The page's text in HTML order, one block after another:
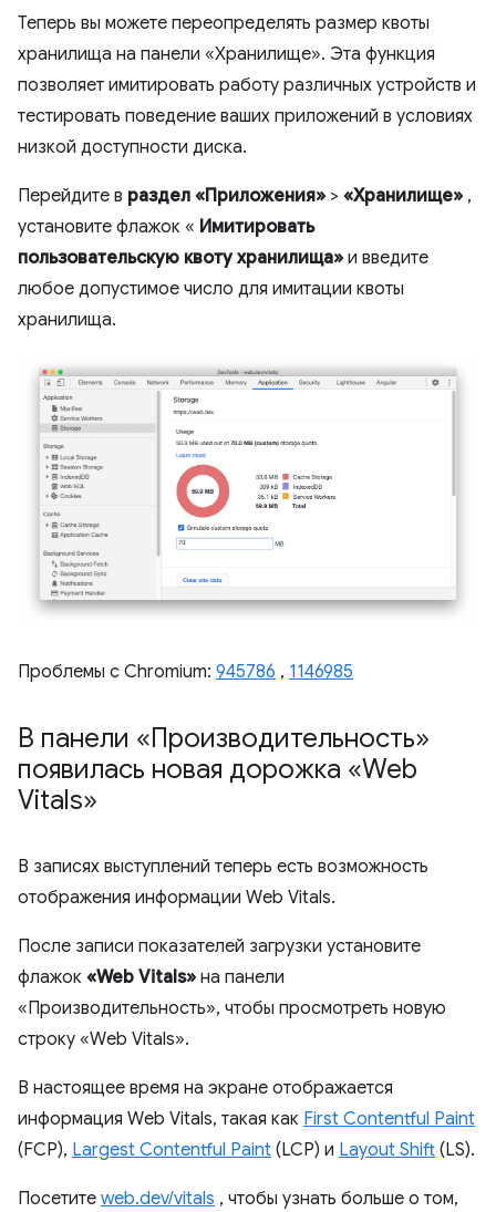
Теперь вы можете переопределять размер квоты
хранилища на панели «Хранилище». Эта функция
позволяет имитировать работу различных устройств и
тестировать поведение ваших приложений в условиях
низкой доступности диска.
Перейдите в раздел «Приложения» > «Хранилище» ,
установите флажок « Имитировать
пользовательскую квоту хранилища» и введите
любое допустимое число для имитации квоты
хранилища.
Проблемы с Chromium: 945786 , 1146985
В панели «Производительность»
появилась новая дорожка «Web
Vitals»
В записях выступлений теперь есть возможность
отображения информации Web Vitals.
После записи показателей загрузки установите
флажок «Web Vitals» на панели
«Производительность», чтобы просмотреть новую
строку «Web Vitals».
В настоящее время на экране отображается
информация Web Vitals, такая как First Contentful Paint
(FCP), Largest Contentful Paint (LCP) и Layout Shift (LS).
Посетите web.dev/vitals , чтобы узнать больше о том,